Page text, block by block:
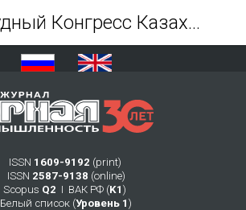
ISSN 1609-9192 (print)
ISSN 2587-9138 (online)
Scopus Q2 Ι ВАК РФ (K1 )
Белый список (Уровень 1 )
Горнорудный Конгресс Казахстана - 2025 - Журнал Горная промышленность